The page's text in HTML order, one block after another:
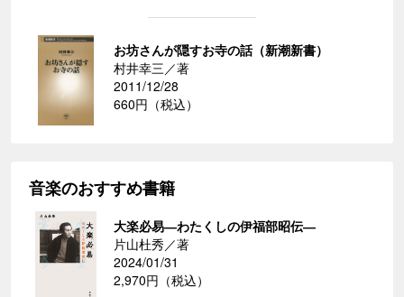
お坊さんが隠すお寺の話（新潮新書）
村井幸三／著
2011/12/28
660円（税込）
音楽のおすすめ書籍
大楽必易―わたくしの伊福部昭伝―
片山杜秀／著
2024/01/31
2,970円（税込）